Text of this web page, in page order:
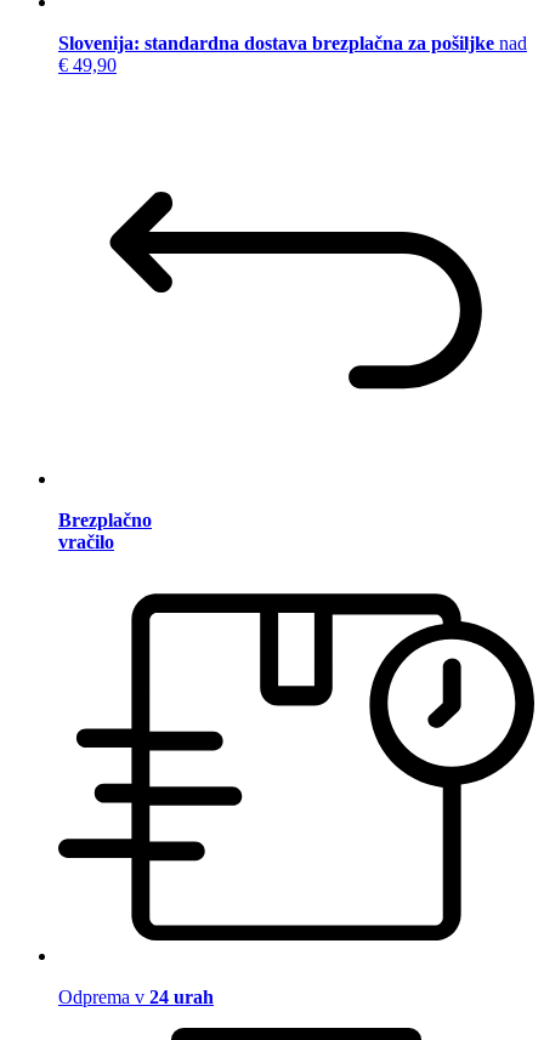
Slovenija: standardna dostava brezplačna za pošiljke nad
€ 49,90
Brezplačno
vračilo
Odprema v 24 urah